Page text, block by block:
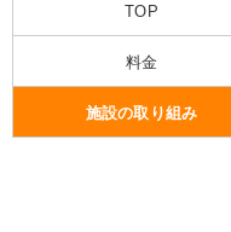
TOP
料金
施設の取り組み